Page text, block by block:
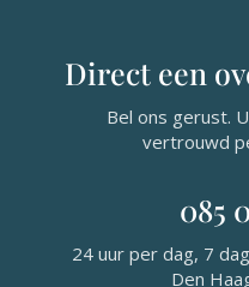
Direct een
Bel ons gerust.
vertrouwd
085
24 uur per dag, 7
Den